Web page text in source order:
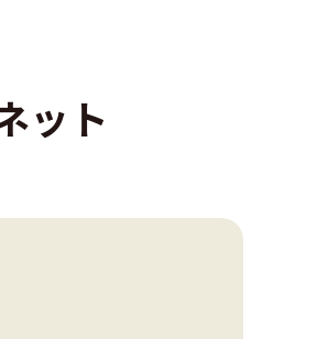
ット